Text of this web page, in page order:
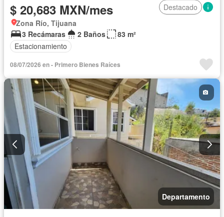
$ 20,683 MXN/mes
Destacado
Zona Río, Tijuana
3 Recámaras
2 Baños
83 m²
Estacionamiento
08/07/2026 en - Primero Bienes Raíces
Departamento